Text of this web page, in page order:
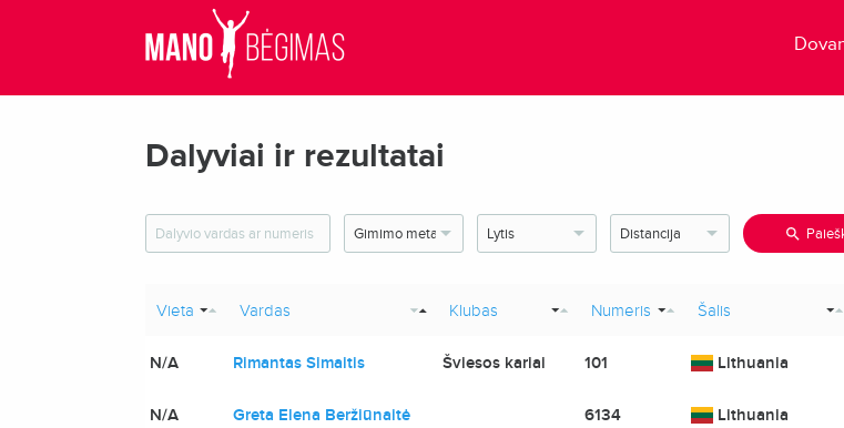
Dalyviai ir rezultatai
Vieta Vardas Klubas Numeris Šalis
N/A Rimantas Simaitis Šviesos kariai 101 Lithuania
N/A Greta Elena Beržiūnaitė 6134 Lithuania